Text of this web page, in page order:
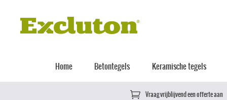
Home Betontegels Keramische tegels
Vraag vrijblijvend een offerte aan